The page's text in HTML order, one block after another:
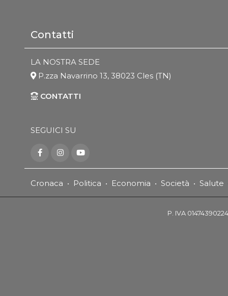
Contatti
LA NOSTRA SEDE
P.zza Navarrino 13, 38023 Cles (TN)
CONTATTI
SEGUICI SU
Cronaca • Politica • Economia • Società • Salute
P. IVA